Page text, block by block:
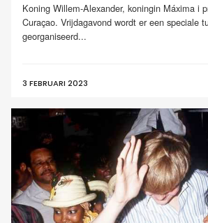
Koning Willem-Alexander, koningin Máxima i
Curaçao. Vrijdagavond wordt er een speciale
georganiseerd...
3 FEBRUARI 2023